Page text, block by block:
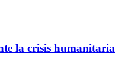
la crisis humanitaria